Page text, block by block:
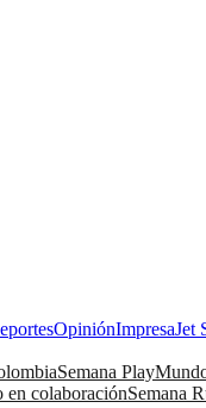
OpiniónImpresaJet
Semana Play
en colaboraciónSemana